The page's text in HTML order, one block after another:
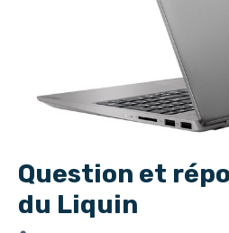
Question et
du Liquin